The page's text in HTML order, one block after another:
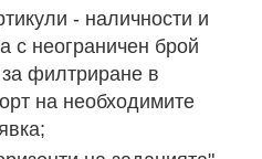
- наличности и
с неограничен брой
филтриране в
на необходимите